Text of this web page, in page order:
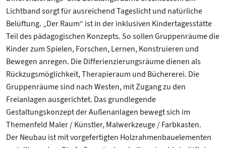
Lichtband sorgt für ausreichend Tageslicht und natürliche
Belüftung. „Der Raum“ ist in der inklusiven Kindertagesstätte
Teil des pädagogischen Konzepts. So sollen Gruppenräume die
Kinder zum Spielen, Forschen, Lernen, Konstruieren und
Bewegen anregen. Die Differienzierungsräume dienen als
Rückzugsmöglichkeit, Therapieraum und Büchererei. Die
Gruppenräume sind nach Westen, mit Zugang zu den
Freianlagen ausgerichtet. Das grundlegende
Gestaltungskonzept der Außenanlagen bewegt sich im
Themenfeld Maler / Künstler, Malwerkzeuge / Farbkasten.
Der Neubau ist mit vorgefertigten Holzrahmenbauelementen